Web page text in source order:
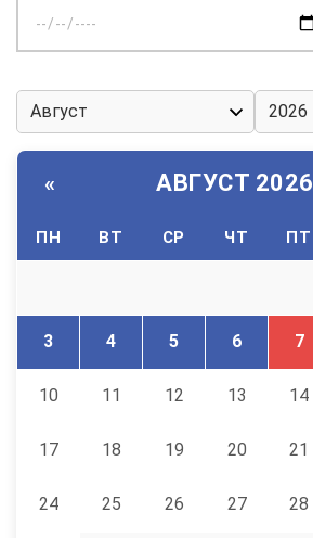
дату:
« АВГУСТ 2026
ПН ВТ СР ЧТ ПТ
3 4 5 6 7
10 11 12 13 14
17 18 19 20 21
24 25 26 27 28